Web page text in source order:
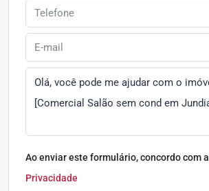
Ao enviar este formulário, concordo com a
Privacidade